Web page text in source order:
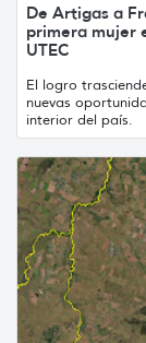
De Artigas a
primera mujer
UTEC
El logro
nuevas
interior del país.